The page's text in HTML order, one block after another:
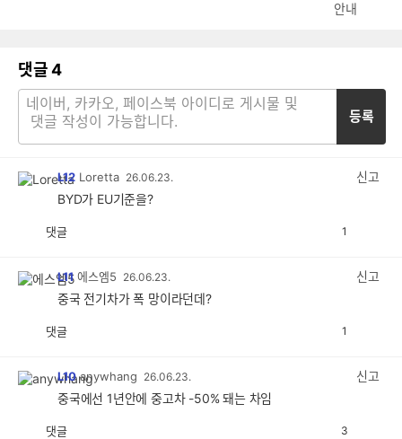
안내
댓글4
등록
L12 Loretta 26.06.23.
신고
BYD가 EU기준을?
댓글 1
L11 에스엠5 26.06.23.
신고
중국 전기차가 폭 망이라던데?
댓글 1
L10 anywhang 26.06.23.
신고
중국에선 1년안에 중고차 -50% 돼는 차임
댓글 3